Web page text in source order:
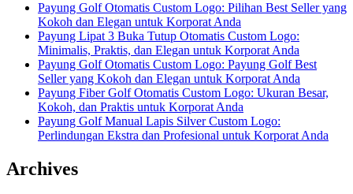
Payung Golf Otomatis Custom Logo: Pilihan Best Seller yang
Kokoh dan Elegan untuk Korporat Anda
Payung Lipat 3 Buka Tutup Otomatis Custom Logo:
Minimalis, Praktis, dan Elegan untuk Korporat Anda
Payung Golf Otomatis Custom Logo: Payung Golf Best
Seller yang Kokoh dan Elegan untuk Korporat Anda
Payung Fiber Golf Otomatis Custom Logo: Ukuran Besar,
Kokoh, dan Praktis untuk Korporat Anda
Payung Golf Manual Lapis Silver Custom Logo:
Perlindungan Ekstra dan Profesional untuk Korporat Anda
Archives